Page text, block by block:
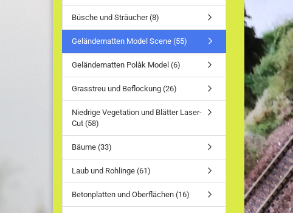
Büsche und Sträucher (8)
Geländematten Model Scene (55)
Geländematten Polàk Model (6)
Grasstreu und Beflockung (26)
Niedrige Vegetation und Blätter Laser-
Cut (58)
Bäume (33)
Laub und Rohlinge (61)
Betonplatten und Oberflächen (16)